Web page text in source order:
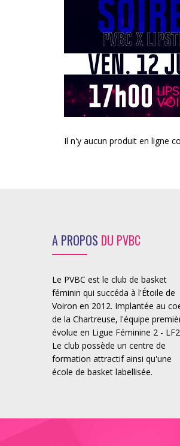
Il n'y aucun produit en ligne
A PROPOS DU PVBC
Le PVBC est le club de basket
féminin qui succéda à l'Étoile de
Voiron en 2012. Implantée au
de la Chartreuse, l'équipe
évolue en Ligue Féminine 2 -
Le club possède un centre de
formation attractif ainsi qu'une
école de basket labellisée.